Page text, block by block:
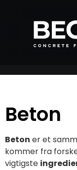
Beton
Beton er et
kommer fra
vigtigste